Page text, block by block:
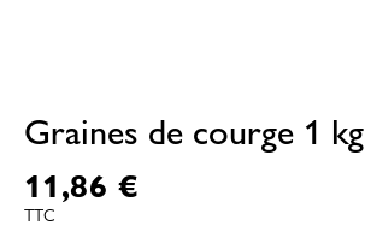
Graines de courge 1 kg
11,86 €
TTC